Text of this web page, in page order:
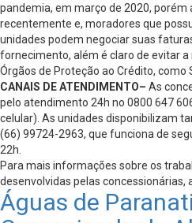
pandemia, em março de 2020,
recentemente e, moradores que
unidades podem negociar suas
fornecimento, além é claro de evitar
Órgãos de Proteção ao Crédito, como
CANAIS DE ATENDIMENTO– As
pelo atendimento 24h no 0800 647
celular). As unidades disponibilizam
(66) 99724-2963, que funciona de
22h.
Para mais informações sobre os
desenvolvidas pelas concessionárias,
Águas de